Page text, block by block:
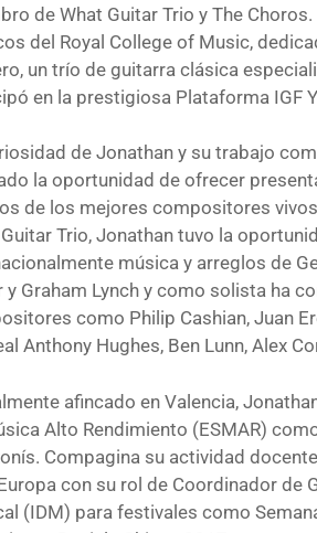
de What Guitar Trio y The
del Royal College of Music,
un trío de guitarra clásica
en la prestigiosa Plataforma IGF
de Jonathan y su trabajo
la oportunidad de ofrecer
de los mejores compositores
Trio, Jonathan tuvo la
música y arreglos de
y Graham Lynch y como solista ha
como Philip Cashian, Juan
Anthony Hughes, Ben Lunn, Alex
afincado en Valencia,
Alto Rendimiento (ESMAR)
Compagina su actividad
con su rol de Coordinador de
(IDM) para festivales como